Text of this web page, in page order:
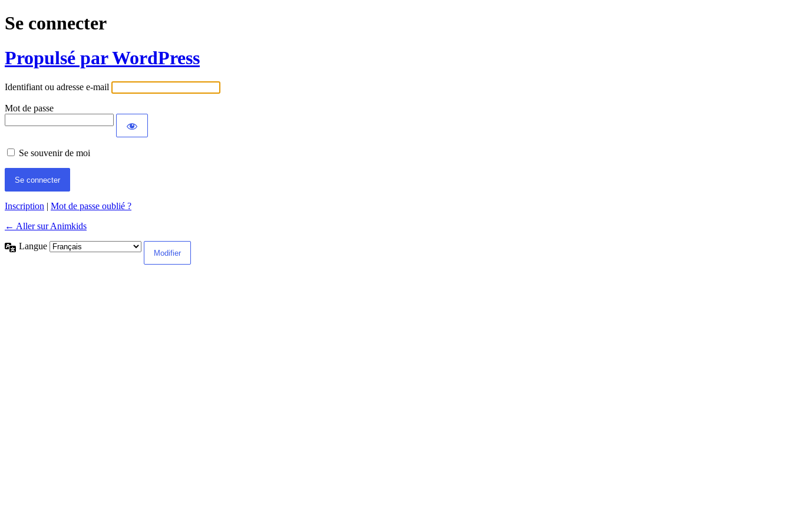
Se connecter
Propulsé par WordPress
Identifiant ou adresse e-mail
Mot de passe
Se souvenir de moi
Inscription | Mot de passe oublié ?
← Aller sur Animkids
Langue